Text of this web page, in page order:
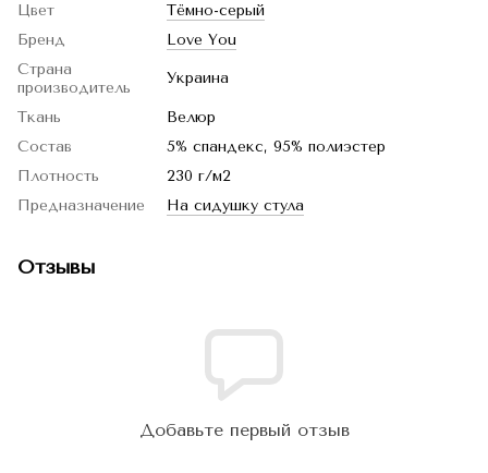
Цвет
Тёмно-серый
Бренд
Love You
Страна
производитель
Украина
Ткань
Велюр
Состав
5% спандекс, 95% полиэстер
Плотность
230 г/м2
Предназначение
На сидушку стула
Отзывы
Добавьте первый отзыв